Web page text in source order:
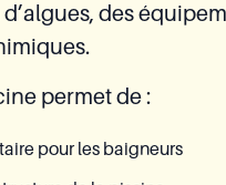
des
permet de :
pour les baigneurs